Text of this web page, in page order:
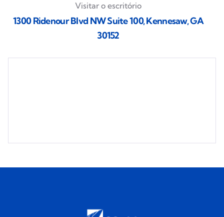
Visitar o escritório
1300 Ridenour Blvd NW Suite 100, Kennesaw, GA
30152